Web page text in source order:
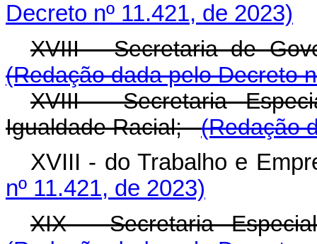
Decreto nº 11.421, de 2023)
XVIII - Secretaria de
(Redação dada pelo Decreto
XVIII - Secretaria
Igualdade Racial;(Redação
XVIII - do Trabalho e
nº 11.421, de 2023)
XIX - Secretaria